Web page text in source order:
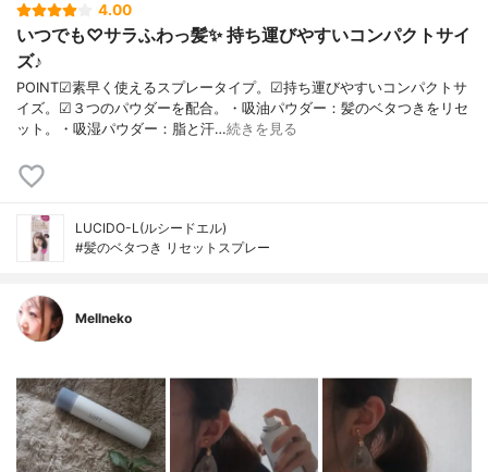
4.00
いつでも♡サラふわっ髪✨ 持ち運びやすいコンパクトサイ
ズ♪
POINT☑素早く使えるスプレータイプ。☑持ち運びやすいコンパクトサ
イズ。☑３つのパウダーを配合。・吸油パウダー：髪のベタつきをリセ
ット。・吸湿パウダー：脂と汗…続きを見る
LUCIDO-L(ルシードエル)
#髪のベタつき リセットスプレー
Mellneko